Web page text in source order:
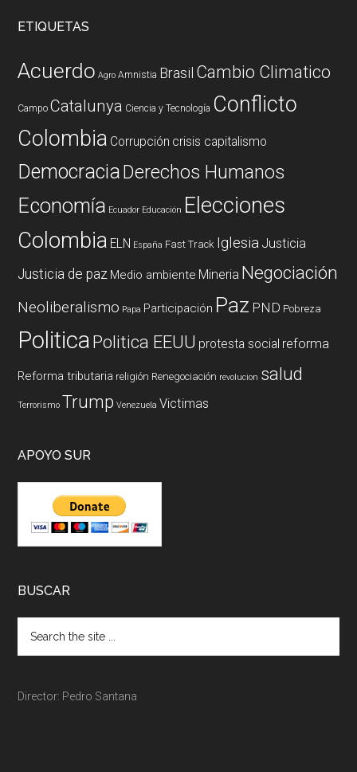
ETIQUETAS
Acuerdo Agro Amnistia Brasil Cambio Climatico
Campo Catalunya Ciencia y Tecnología Conflicto
Colombia Corrupción crisis capitalismo
DemocraciaDerechos Humanos
Economía Ecuador Educación Elecciones
Colombia ELN España Fast Track Iglesia Justicia
Justicia de paz Medio ambiente Mineria Negociación
Neoliberalismo Papa Participación Paz PND Pobreza
PoliticaPolitica EEUU protesta social reforma
Reforma tributaria religión Renegociación revolucion salud
Terrorismo Trump Venezuela Victimas
APOYO SUR
BUSCAR
Director: Pedro Santana